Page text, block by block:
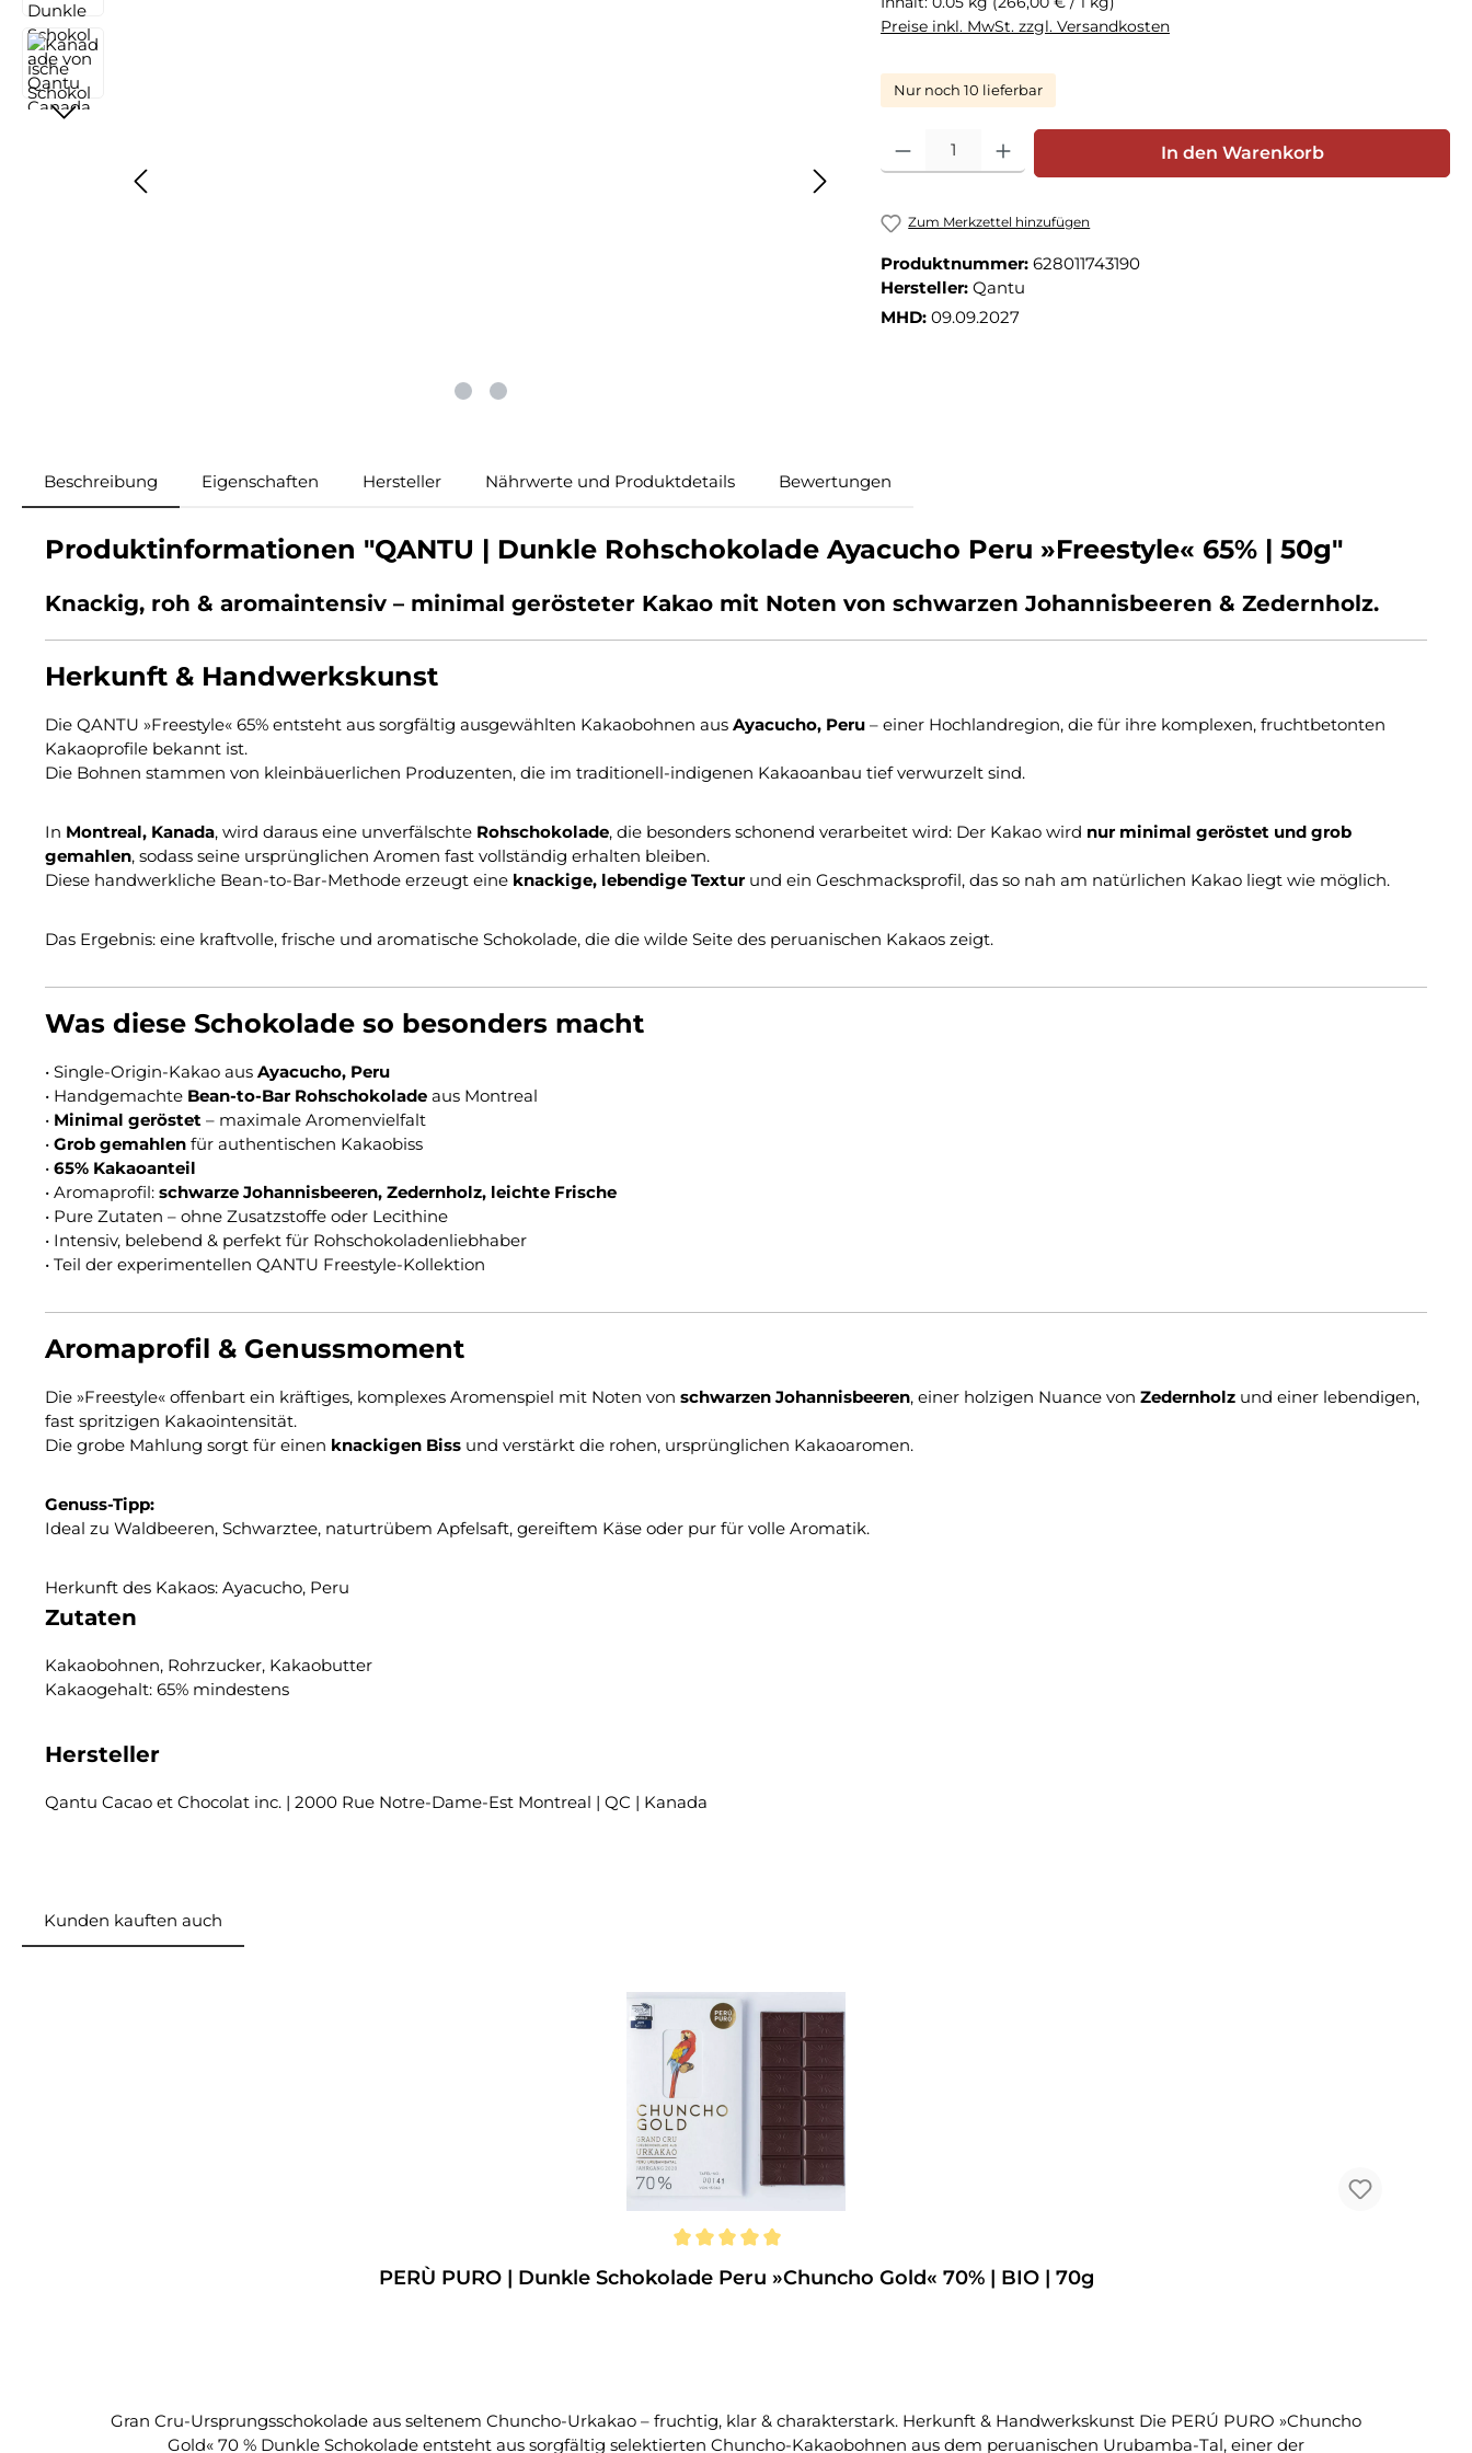
Preise inkl. MwSt. zzgl. Versandkosten
Nur noch 10 lieferbar
Produkt Anzahl: Gib den gewünschten Wert ein oder benutze die
In den Warenkorb
Zum Merkzettel hinzufügen
Produktnummer: 628011743190
Hersteller: Qantu
MHD: 09.09.2027
Beschreibung Eigenschaften Hersteller Nährwerte und Produktdetails Bewertungen
Produktinformationen "QANTU | Dunkle Rohschokolade Ayacucho Peru »Freestyle« 65% | 50g"
Knackig, roh & aromaintensiv – minimal gerösteter Kakao mit Noten von schwarzen Johannisbeeren & Zedernholz.
Herkunft & Handwerkskunst
Die QANTU »Freestyle« 65% entsteht aus sorgfältig ausgewählten Kakaobohnen aus Ayacucho, Peru – einer Hochlandregion, die für ihre komplexen, fruchtbetonten
Kakaoprofile bekannt ist.
Die Bohnen stammen von kleinbäuerlichen Produzenten, die im traditionell-indigenen Kakaoanbau tief verwurzelt sind.
In Montreal, Kanada, wird daraus eine unverfälschte Rohschokolade, die besonders schonend verarbeitet wird: Der Kakao wird nur minimal geröstet und grob
gemahlen, sodass seine ursprünglichen Aromen fast vollständig erhalten bleiben.
Diese handwerkliche Bean-to-Bar-Methode erzeugt eine knackige, lebendige Texturund ein Geschmacksprofil, das so nah am natürlichen Kakao liegt wie möglich.
Das Ergebnis: eine kraftvolle, frische und aromatische Schokolade, die die wilde Seite des peruanischen Kakaos zeigt.
Was diese Schokolade so besonders macht
• Single-Origin-Kakao aus Ayacucho, Peru
• Handgemachte Bean-to-Bar Rohschokolade aus Montreal
• Minimal geröstet – maximale Aromenvielfalt
• Grob gemahlen für authentischen Kakaobiss
• 65% Kakaoanteil
• Aromaprofil: schwarze Johannisbeeren, Zedernholz, leichte Frische
• Pure Zutaten – ohne Zusatzstoffe oder Lecithine
• Intensiv, belebend & perfekt für Rohschokoladenliebhaber
• Teil der experimentellen QANTU Freestyle-Kollektion
Aromaprofil & Genussmoment
Die »Freestyle« offenbart ein kräftiges, komplexes Aromenspiel mit Noten von schwarzen Johannisbeeren, einer holzigen Nuance von Zedernholz und einer lebendigen,
fast spritzigen Kakaointensität.
Die grobe Mahlung sorgt für einen knackigen Biss und verstärkt die rohen, ursprünglichen Kakaoaromen.
Genuss-Tipp:
Ideal zu Waldbeeren, Schwarztee, naturtrübem Apfelsaft, gereiftem Käse oder pur für volle Aromatik.
Herkunft des Kakaos: Ayacucho, Peru
Zutaten
Kakaobohnen, Rohrzucker, Kakaobutter
Kakaogehalt: 65% mindestens
Hersteller
Qantu Cacao et Chocolat inc. | 2000 Rue Notre-Dame-Est Montreal | QC | Kanada
Kunden kauften auch
Durchschnittliche Bewertung von 5 von 5 Sternen
PERÙ PURO | Dunkle Schokolade Peru »Chuncho Gold« 70% | BIO | 70g
Gran Cru-Ursprungsschokolade aus seltenem Chuncho-Urkakao – fruchtig, klar & charakterstark. Herkunft & Handwerkskunst Die PERÚ PURO »Chuncho
Gold« 70 % Dunkle Schokolade entsteht aus sorgfältig selektierten Chuncho-Kakaobohnen aus dem peruanischen Urubamba-Tal, einer der